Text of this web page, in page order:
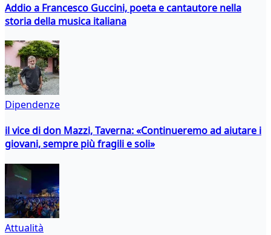
Addio a Francesco Guccini, poeta e cantautore nella
storia della musica italiana
Dipendenze
il vice di don Mazzi, Taverna: «Continueremo ad aiutare i
giovani, sempre più fragili e soli»
Attualità